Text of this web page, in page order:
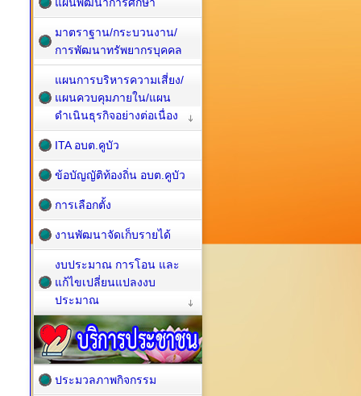
มาตราฐาน/กระบวนงาน/
การพัฒนาทรัพยากรบุคคล
แผนการบริหารความเสี่ยง/
แผนควบคุมภายใน/แผน
ดำเนินธุรกิจอย่างต่อเนื่อง
ITA อบต.คูบัว
ข้อบัญญัติท้องถิ่น อบต.คูบัว
การเลือกตั้ง
งานพัฒนาจัดเก็บรายได้
งบประมาณ การโอน และ
แก้ไขเปลี่ยนแปลงงบ
ประมาณ
ประมวลภาพกิจกรรม